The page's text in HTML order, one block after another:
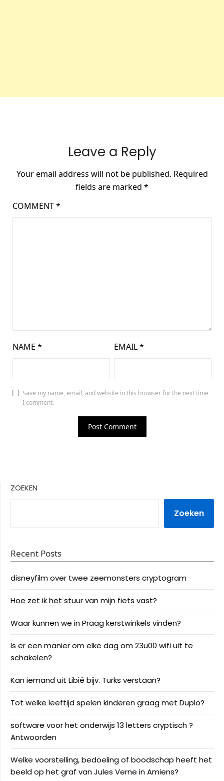
Leave a Reply
Your email address will not be published. Required
fields are marked *
COMMENT*
NAME * EMAIL*
Save my name, email, and website in this browser for the next time
I comment.
ZOEKEN
Zoeken
Recent Posts
disneyfilm over twee zeemonsters cryptogram
Hoe zet ik het stuur van mijn fiets vast?
Waar kunnen we in Praag kerstwinkels vinden?
Is er een manier om elke dag om 23u00 wifi uit te
schakelen?
Kan iemand uit Libië bijv. Turks verstaan?
Tot welke leeftijd spelen kinderen graag met Duplo?
software voor het onderwijs 13 letters cryptisch ?
Antwoorden
Welke voorstelling, bedoeling of boodschap heeft het
beeld op het graf van Jules Verne in Amiens?